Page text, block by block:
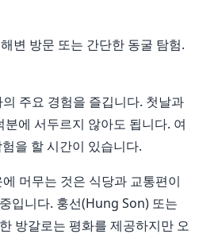
변 방문 또는 간단한 동굴 탐험.
주요 경험을 즐깁니다. 첫날과
에 서두르지 않아도 됩니다. 여
을 할 시간이 있습니다.
머무는 것은 식당과 교통편이
입니다. 훙선(Hung Son) 또는
방갈로는 평화를 제공하지만 오